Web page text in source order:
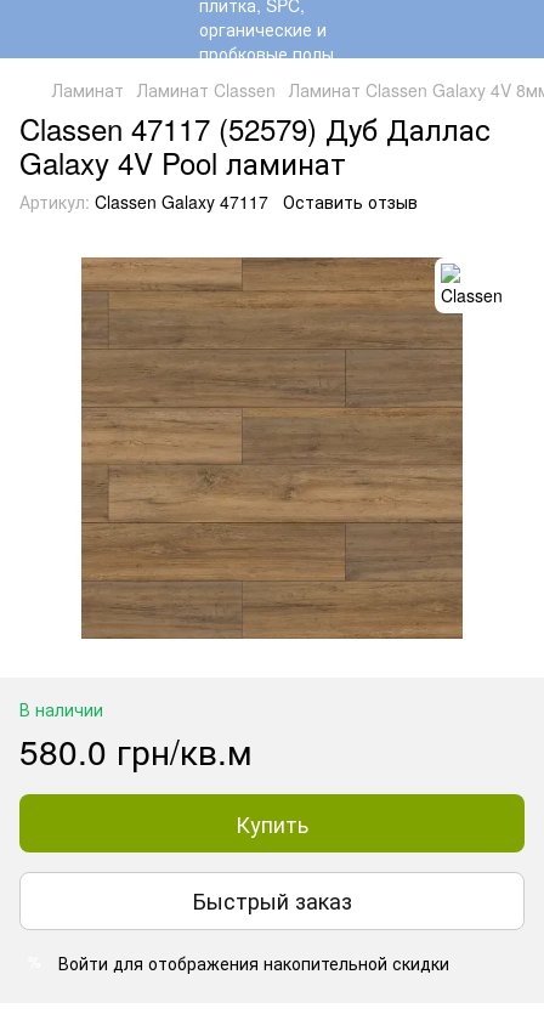
Ламинат Ламинат Classen Ламинат Classen Galaxy 4V
Classen 47117 (52579) Дуб Даллас
Galaxy 4V Pool ламинат
Артикул: Classen Galaxy 47117 Оставить отзыв
В наличии
580.0 грн/кв.м
Купить
Быстрый заказ
Войти для отображения накопительной скидки